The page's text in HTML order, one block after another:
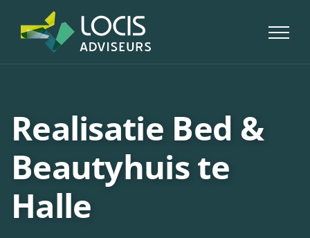
Realisatie Bed &
Beautyhuis te
Halle